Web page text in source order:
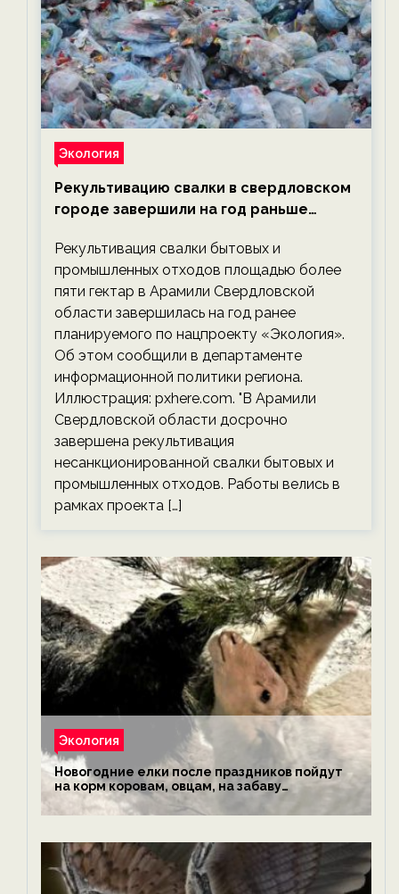
Экология
Рекультивацию свалки в свердловском
городе завершили на год раньше
экологии на ECOportal
Рекультивация свалки бытовых и
промышленных отходов площадью более
пяти гектар в Арамили Свердловской
области завершилась на год ранее
планируемого по нацпроекту «Экология».
Об этом сообщили в департаменте
информационной политики региона.
Иллюстрация: pxhere.com. "В Арамили
Свердловской области досрочно
завершена рекультивация
несанкционированной свалки бытовых и
промышленных отходов. Работы велись в
рамках проекта […]
Экология
Новогодние елки после праздников пойдут
на корм коровам, овцам, на забаву
обезьянам, львам и леопардам — новости
экологии на ECOportal